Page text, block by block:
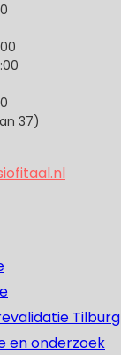
37)
Tilburg
en onderzoek